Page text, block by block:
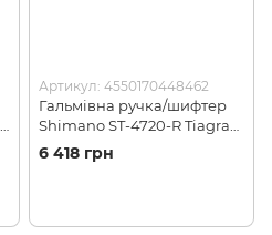
Артикул: 4550170448462
Гальмівна ручка/шифтер
Shimano ST-4720-R Tiagra
Dual Control 10-швидк. для
гідравл. диск. гальм,
6 418 грн